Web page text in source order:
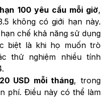
100 yêu cầu mỗi giờ,
không có giới hạn này.
chế khả năng sử dụng
biệt là khi họ muốn trò
thử nghiệm nhiều tính
USD mỗi tháng, trong
phí. Điều này có thể làm